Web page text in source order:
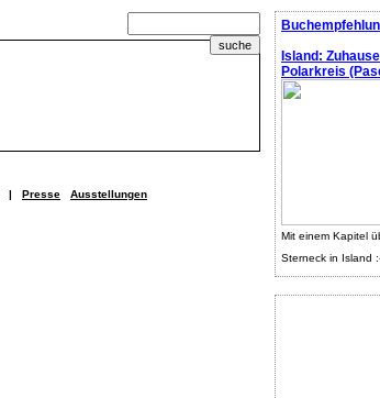
Island:
Polarkreis
Mit einem Kapitel
Sterneck in Island
| Presse Ausstellungen